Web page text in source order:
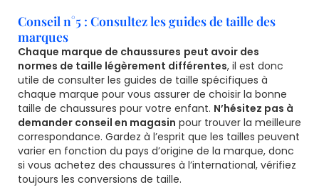
Conseil n°5 : Consultez les guides de taille des
marques
Chaque marque de chaussures peut avoir des
normes de taille légèrement différentes, il est donc
utile de consulter les guides de taille spécifiques à
chaque marque pour vous assurer de choisir la bonne
taille de chaussures pour votre enfant. N’hésitez pas à
demander conseil en magasin pour trouver la meilleure
correspondance. Gardez à l’esprit que les tailles peuvent
varier en fonction du pays d’origine de la marque, donc
si vous achetez des chaussures à l’international, vérifiez
toujours les conversions de taille.